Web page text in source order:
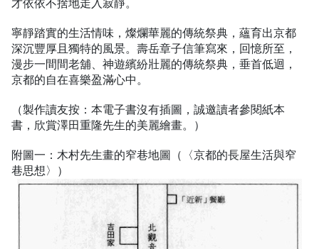
才依依不捨地走入寂靜。
寧靜踏實的生活情味，燦爛華麗的傳統祭典，蘊育出京都
深沉豐厚且獨特的風景。壽岳章子信筆寫來，回憶所至，
漫步一間間老舖、神遊繽紛壯麗的傳統祭典，垂首低迴，
京都的自在喜樂盈滿心中。
（製作讀友按：本電子書沒有插圖，誠邀讀者參閱紙本
書，欣賞澤田重隆先生的美麗繪畫。）
附圖一：木村先生畫的窄巷地圖（〈京都的長屋生活與窄
巷思想〉）